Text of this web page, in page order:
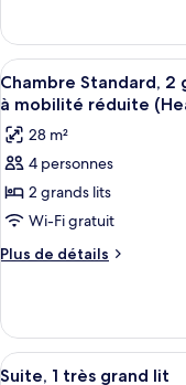
Standard,
très
grand
lit,
accessible
aux
personnes
mobilité
le
type
de
chambre
Standard,
grand
lit,
aux
réduite
(Hearing)
Afficher
toutes
les
photos
pour
ce
type
de
Standard,
2
grands
3
Chambre Standard, 2
à mobilité réduite
28 m²
4 personnes
2 grands lits
Wi-Fi gratuit
Plus de détails
Plus
le
type
de
Afficher
7
Suite, 1 très grand lit